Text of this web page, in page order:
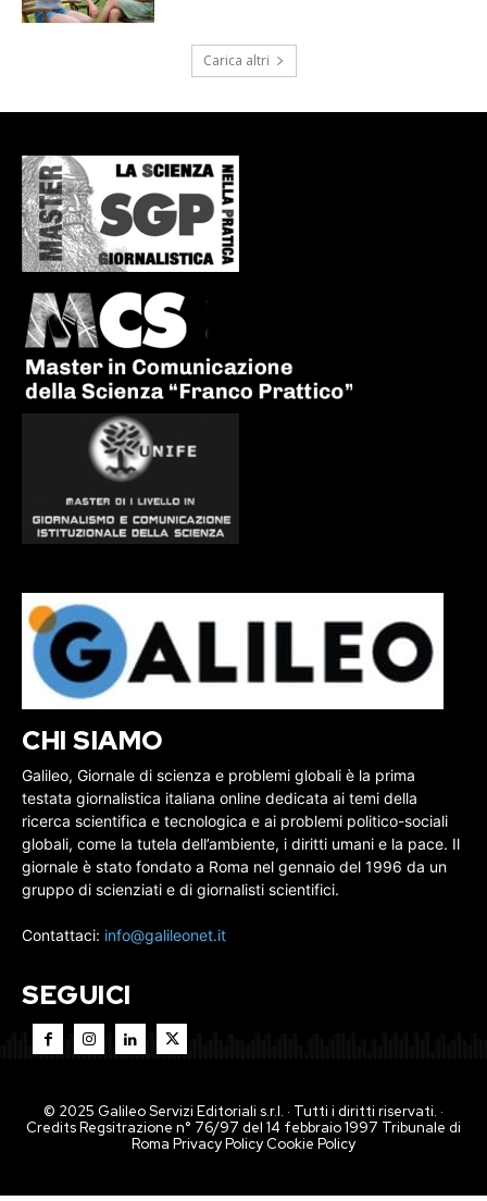
Carica altri
CHI SIAMO
Galileo, Giornale di scienza e problemi globali è la prima
testata giornalistica italiana online dedicata ai temi della
ricerca scientifica e tecnologica e ai problemi politico-sociali
globali, come la tutela dell’ambiente, i diritti umani e la pace. Il
giornale è stato fondato a Roma nel gennaio del 1996 da un
gruppo di scienziati e di giornalisti scientifici.
Contattaci: info@galileonet.it
SEGUICI
© 2025 Galileo Servizi Editoriali s.r.l. · Tutti i diritti riservati. ·
Credits Regsitrazione n° 76/97 del 14 febbraio 1997 Tribunale di
Roma Privacy PolicyCookie Policy